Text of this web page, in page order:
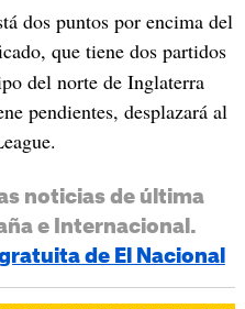
dos puntos por encima del
que tiene dos partidos
del norte de Inglaterra
pendientes, desplazará al
noticias de última
e Internacional.
de El Nacional